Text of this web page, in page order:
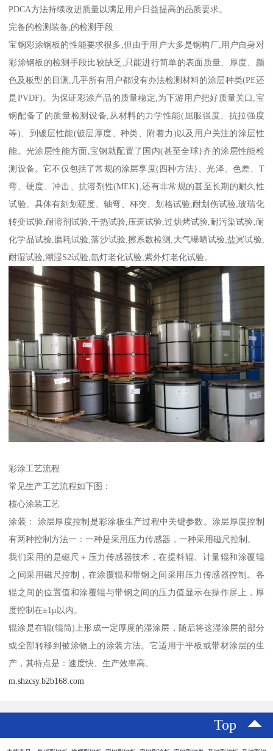
PDCA方法持续改进质量以满足用户日益提高的品质要求。
完备的检测装备,的检测手段
宝钢彩涂钢板的性能要求很多,但由于用户大多是钢构厂,用户自身对
彩涂钢板的检测手段比较缺乏,只能进行简单的表面质量、厚度、颜
色及板型的目测,几乎所有用户都没有办法检测材料的涂层种类(PE还
是PVDF)。为保证彩涂产品的质量稳定,为下游用户把好质量关口,宝
钢配备了的质量检测设备,从材料的力学性能(屈服强度、抗拉强度
等)、到镀层性能(镀层厚度、种类、附着力)以及用户关注的涂层性
能。光涂层性能方面,宝钢就配置了国内(甚至全球}齐的涂层性能检
测设备。它不仅包括了常规的涂层享度(四种方法}、光泽、色差、T
弯、硬度、冲击、抗溶剂性(MEK},还有非常规的甚至长期的耐久性
试验。具体有刻划硬度、轴弯、杯突、划格试验,耐划伤试验,玻瑞化
转变试验,耐溶剂试验,干热试验,压斑试验,过烘烤试验,耐污染试验,耐
化学品试验,磨耗试验,落沙试验,擦系数检测,大气曝晒试验,盐冥试验,
耐湿试验,潮湿S2试验,氙灯老化试验,紫外灯老化试验。
彩涂工艺流程
常见生产工艺流程如下图：
核心涂装工艺
涂装： 涂层厚度控制是彩涂板生产过程中关键参数。涂层厚度控制
有两种控制方法一：一种是采用压力传感器，一种采用磁尺控制。
我们采用的是磁尺＋压力传感器技术，在提料辊、计量辊和涂覆辊
之间采用磁尺控制，在涂覆辊和带钢之间采用压力传感器控制。各
辊之间的位置值和涂覆辊与带钢之间的压力值显示在操作屏上，厚
度控制在±1μ以内。
辊涂是在辊(辊筒)上形成一定厚度的湿涂层，随后将这湿涂层的部分
或全部转移到被涂物上的涂装方法。它适用于平板或带材涂层的生
产，其特点是：速度快、生产效率高。
m.shzcsy.b2b168.com
Top